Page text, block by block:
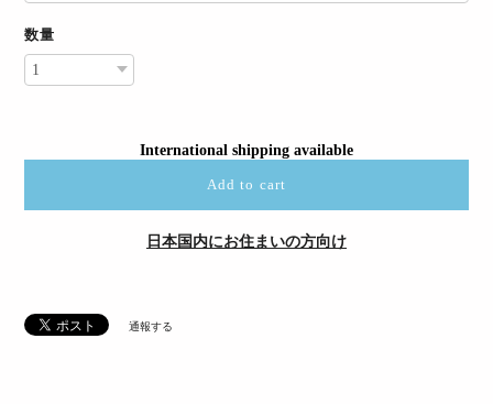
数量
International shipping available
Add to cart
日本国内にお住まいの方向け
通報する